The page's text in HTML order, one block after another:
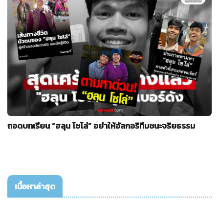
ถอดบทเรียน “ฮลุน โซโล่” อย่าให้อัลกอริทึมชนะจริยธรรม
เนื้อหาล่าสุด